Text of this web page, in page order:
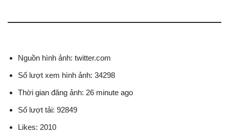
Nguồn hình ảnh: twitter.com
Số lượt xem hình ảnh: 34298
Thời gian đăng ảnh: 26 minute ago
Số lượt tải: 92849
Likes: 2010